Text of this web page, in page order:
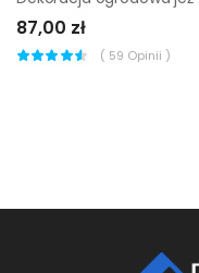
87,00 zł
( 59 Opinii )